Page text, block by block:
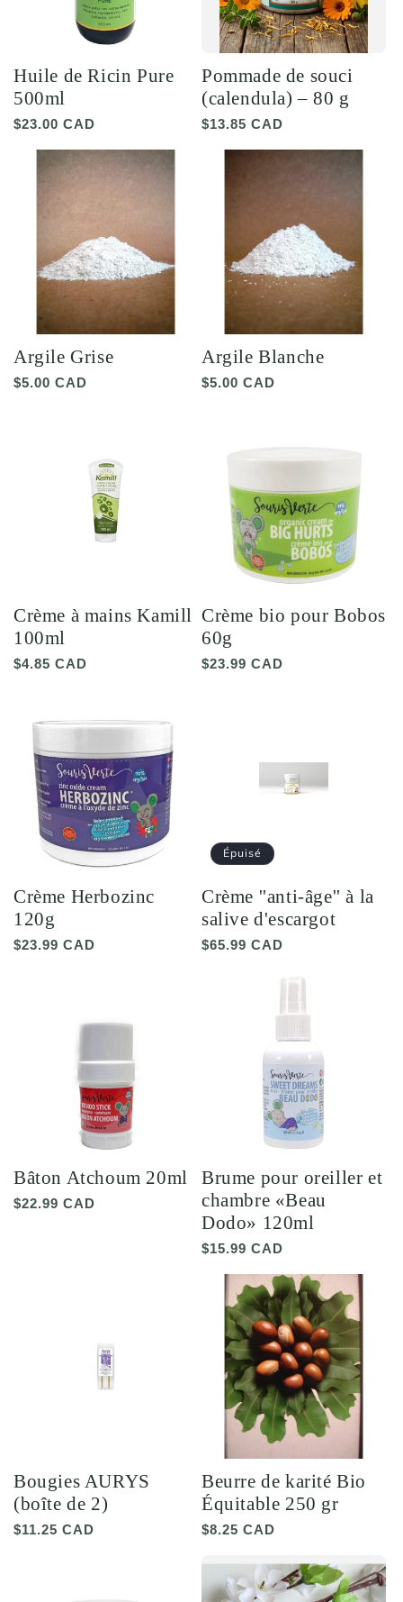
Huile de Ricin Pure
500ml
Prix
$23.00 CAD
Pommade de souci
(calendula) – 80 g
Prix
$13.85 CAD
Argile Grise
Prix
$5.00 CAD
Argile Blanche
Prix
$5.00 CAD
Crème à mains Kamill
100ml
Prix
$4.85 CAD
Crème bio pour Bobos
60g
Prix
$23.99 CAD
Crème Herbozinc
120g
Prix
$23.99 CAD
Épuisé
Crème ''anti-âge'' à la
salive d'escargot
Prix
$65.99 CAD
Bâton Atchoum 20ml
Prix
$22.99 CAD
Brume pour oreiller et
chambre «Beau
Dodo» 120ml
Prix
$15.99 CAD
Bougies AURYS
(boîte de 2)
Prix
$11.25 CAD
Beurre de karité Bio
Équitable 250 gr
Prix
$8.25 CAD